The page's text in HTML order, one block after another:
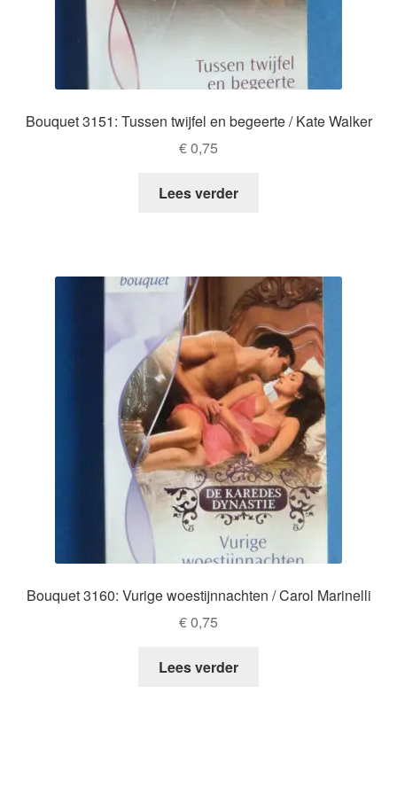
Bouquet 3151: Tussen twijfel en begeerte / Kate Walker
€0,75
Lees verder
Bouquet 3160: Vurige woestijnnachten / Carol Marinelli
€0,75
Lees verder